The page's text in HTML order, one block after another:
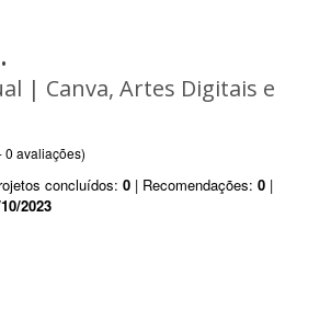
| Canva, Artes Digitais e
0 avaliações)
concluídos: 0 | Recomendações: 0 |
2023